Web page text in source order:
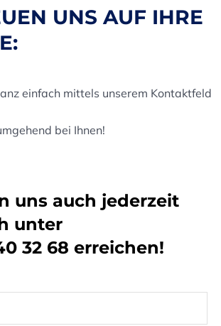
UNS AUF IHRE
einfach mittels unserem Kontaktfeld
bei Ihnen!
uns auch jederzeit
unter
32 68 erreichen!